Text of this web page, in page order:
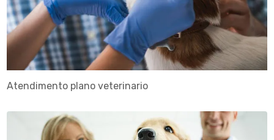
Atendimento plano veterinario